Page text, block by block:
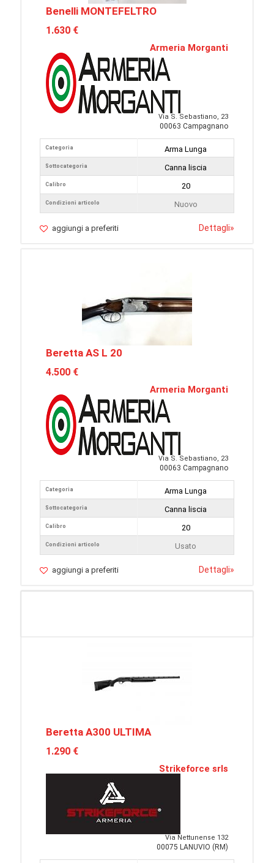
Benelli MONTEFELTRO
1.630 €
Armeria Morganti
Via S. Sebastiano, 23
00063 Campagnano
Categoria
Sottocategoria
Calibro
Condizioni articolo
Arma Lunga
Canna liscia
20
Nuovo
aggiungi a preferiti Dettagli»
Beretta AS L 20
4.500 €
Armeria Morganti
Via S. Sebastiano, 23
00063 Campagnano
Categoria
Sottocategoria
Calibro
Condizioni articolo
Arma Lunga
Canna liscia
20
Usato
aggiungi a preferiti Dettagli»
Beretta A300 ULTIMA
1.290 €
Strikeforce srls
Via Nettunense 132
00075 LANUVIO (RM)